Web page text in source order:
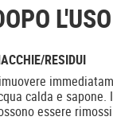
L'USO
RESIDUI
calda e
essere